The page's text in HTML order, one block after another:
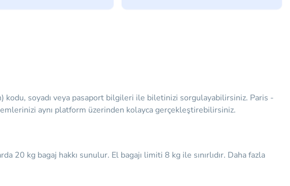
soyadı veya pasaport bilgileri ile biletinizi sorgulayabilirsiniz. Paris -
aynı platform üzerinden kolayca gerçekleştirebilirsiniz.
kg bagaj hakkı sunulur. El bagajı limiti 8 kg ile sınırlıdır. Daha fazla